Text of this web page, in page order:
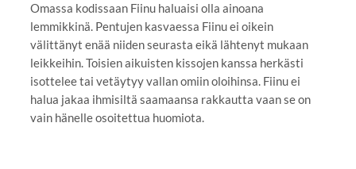
Omassa kodissaan Fiinu haluaisi olla ainoana
lemmikkinä. Pentujen kasvaessa Fiinu ei oikein
välittänyt enää niiden seurasta eikä lähtenyt mukaan
leikkeihin. Toisien aikuisten kissojen kanssa herkästi
isottelee tai vetäytyy vallan omiin oloihinsa. Fiinu ei
halua jakaa ihmisiltä saamaansa rakkautta vaan se on
vain hänelle osoitettua huomiota.